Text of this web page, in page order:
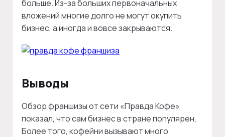
больше. Из-за больших первоначальных
вложений многие долго не могут окупить
бизнес, а иногда и вовсе закрываются.
Выводы
Обзор франшизы от сети «Правда Кофе»
показал, что сам бизнес в стране популярен.
Более того, кофейни вызывают много